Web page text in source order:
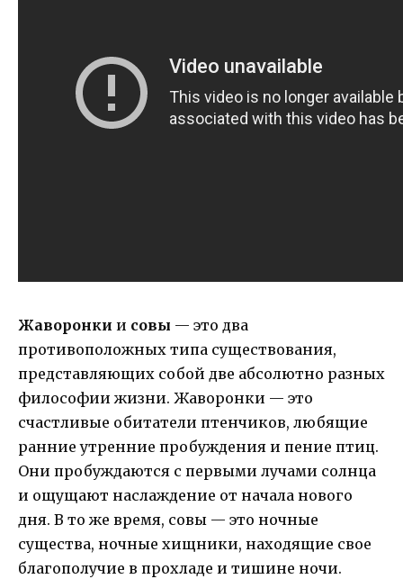
Жаворонки и совы — это два
противоположных типа существования,
представляющих собой две абсолютно разных
философии жизни. Жаворонки — это
счастливые обитатели птенчиков, любящие
ранние утренние пробуждения и пение птиц.
Они пробуждаются с первыми лучами солнца
и ощущают наслаждение от начала нового
дня. В то же время, совы — это ночные
существа, ночные хищники, находящие свое
благополучие в прохладе и тишине ночи.